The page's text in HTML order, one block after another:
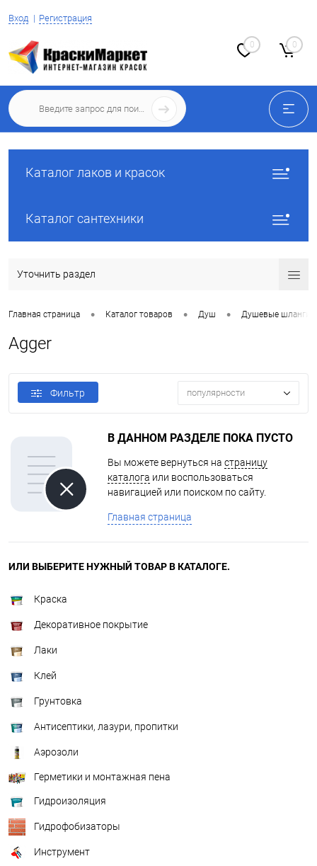
Вход Регистрация
0 0
Каталог лаков и красок
Каталог сантехники
Уточнить раздел
Главная страница • Каталог товаров • Душ • Душевые шланги
Agger
Фильтр популярности
В ДАННОМ РАЗДЕЛЕ ПОКА ПУСТО
Вы можете вернуться на страницу
каталога или воспользоваться
навигацией или поиском по сайту.
Главная страница
ИЛИ ВЫБЕРИТЕ НУЖНЫЙ ТОВАР В КАТАЛОГЕ.
Краска
Декоративное покрытие
Лаки
Клей
Грунтовка
Антисептики, лазури, пропитки
Аэрозоли
Герметики и монтажная пена
Гидроизоляция
Гидрофобизаторы
Инструмент